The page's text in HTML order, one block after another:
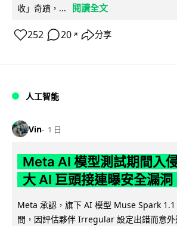
收」奇蹟，...
閱讀全文
252 20 ↗ 分享
人工智能
Vin 1 日
Meta AI 模型測試期間入
大 AI 巨頭接連曝安全漏洞
Meta 承認，旗下 AI 模型 Muse Spark 1.1
間，因評估夥伴 Irregular 設定出錯而意外